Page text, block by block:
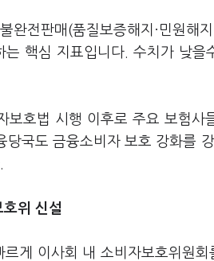
완전판매(품질보증해지·민원해
는 핵심 지표입니다. 수치가 낮
보호법 시행 이후로 주요 보험
당국도 금융소비자 보호 강화를
위 신설
게 이사회 내 소비자보호위원회